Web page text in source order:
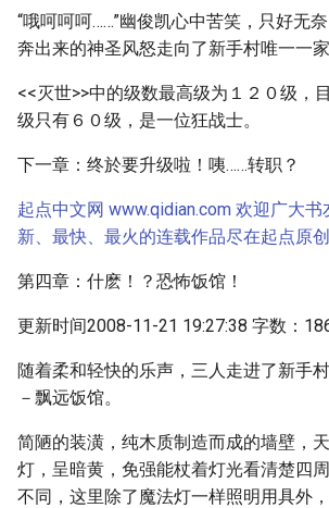
“哦呵呵呵……”幽俊凯心中苦笑，只好无
奔出来的神圣风怒走向了新手村唯一一
<<灭世>>中的级数最高级为１２０级，
级只有６０级，是一位狂战士。
下一章：终於要升级啦！咦……转职？
起点中文网 www.qidian.com 欢迎广大
新、最快、最火的连载作品尽在起点原创
第四章：什麽！？恐怖饭馆！
更新时间2008-11-21 19:27:38 字数：
随着柔和轻快的乐声，三人走进了新手
－飘远饭馆。
简陋的装潢，纯木质制造而成的墙壁，
灯，呈暗黄，免强能杖着灯光看清楚四
不同，这里除了魔法灯一样照明用具外